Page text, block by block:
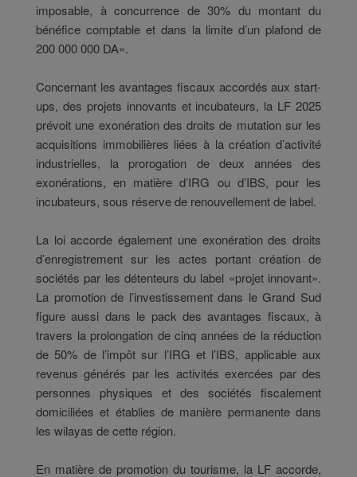
imposable, à concurrence de 30% du montant du
bénéfice comptable et dans la limite d’un plafond de
200 000 000 DA».
Concernant les avantages fiscaux accordés aux start-
ups, des projets innovants et incubateurs, la LF 2025
prévoit une exonération des droits de mutation sur les
acquisitions immobilières liées à la création d’activité
industrielles, la prorogation de deux années des
exonérations, en matière d’IRG ou d’IBS, pour les
incubateurs, sous réserve de renouvellement de label.
La loi accorde également une exonération des droits
d’enregistrement sur les actes portant création de
sociétés par les détenteurs du label «projet innovant».
La promotion de l’investissement dans le Grand Sud
figure aussi dans le pack des avantages fiscaux, à
travers la prolongation de cinq années de la réduction
de 50% de l’impôt sur l’IRG et l’IBS, applicable aux
revenus générés par les activités exercées par des
personnes physiques et des sociétés fiscalement
domiciliées et établies de manière permanente dans
les wilayas de cette région.
En matière de promotion du tourisme, la LF accorde,